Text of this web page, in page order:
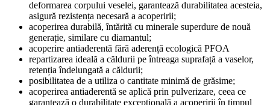
deformarea corpului veselei, garantează durabilitatea acesteia,
asigură rezistența necesară a acoperirii;
acoperirea durabilă, întărită cu minerale superdure de nouă
generație, similare cu diamantul;
acoperire antiaderentă fără aderență ecologică PFOA
repartizarea ideală a căldurii pe întreaga suprafață a vaselor,
retenția îndelungată a căldurii;
posibilitatea de a utiliza o cantitate minimă de grăsime;
acoperirea antiaderentă se aplică prin pulverizare, ceea ce
garantează o durabilitate excepțională a acoperirii în timpul